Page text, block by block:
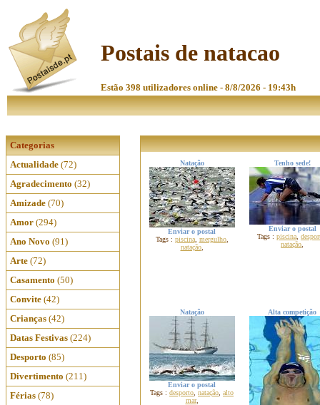
Postais de natacao
Estão 398 utilizadores online - 8/8/2026 - 19:43h
Categorias
Actualidade (72)
Agradecimento (32)
Amizade (70)
Amor (294)
Ano Novo (91)
Arte (72)
Casamento (50)
Convite (42)
Crianças (42)
Datas Festivas (224)
Desporto (85)
Divertimento (211)
Férias (78)
Natação
Enviar o postal
Tags : piscina, mergulho,
natação,
Tenho sede!
Enviar o postal
Tags : piscina
natação
Natação
Enviar o postal
Tags : desporto natação alto
mar,
Alta competição